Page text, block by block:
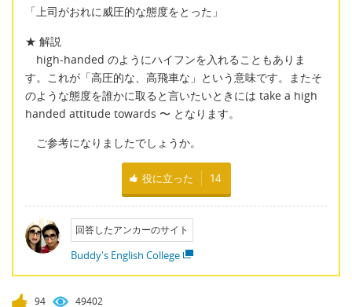
「上司がおれに威圧的な態度をとった」
★ 解説
high-handed のようにハイフンを入れることもありま
す。これが「高圧的な、高飛車な」という意味です。またそ
のような態度を誰かに取ると言いたいときには take a high
handed attitude towards 〜 となります。
ご参考になりましたでしょうか。
役に立った 14
回答したアンカーのサイト
Buddy's English College
94 49402